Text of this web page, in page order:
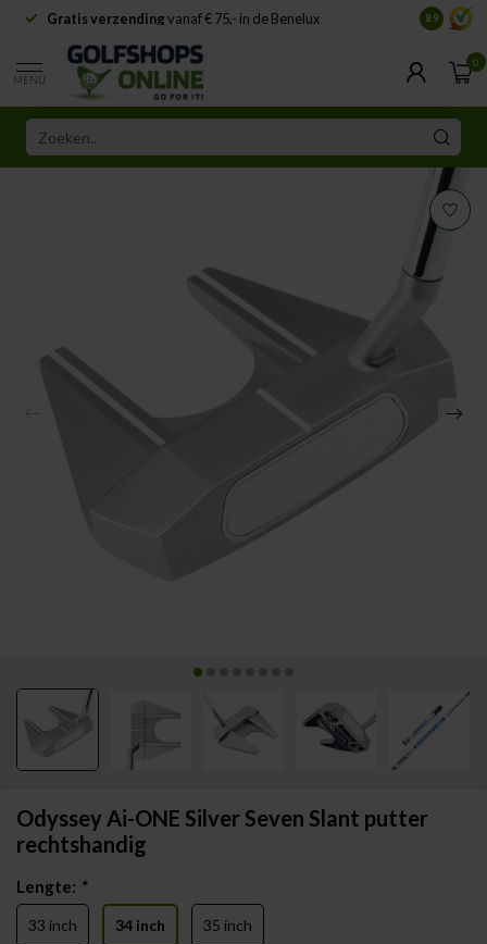
Gratis verzendingvanaf € 75,- in de Benelux 8.9
MENU
0
Odyssey Ai-ONE Silver Seven Slant putter
rechtshandig
Lengte: *
33 inch 34 inch 35 inch